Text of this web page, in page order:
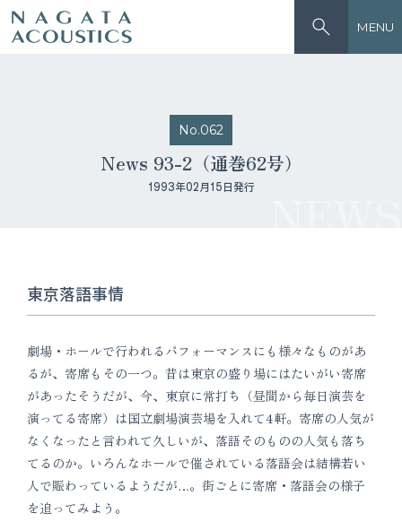
MENU
No.062
News 93-2（通巻62号）
1993年02月15日発行
東京落語事情
劇場・ホールで行われるパフォーマンスにも様々なものがあ
るが、寄席もその一つ。昔は東京の盛り場にはたいがい寄席
があったそうだが、今、東京に常打ち（昼間から毎日演芸を
演ってる寄席）は国立劇場演芸場を入れて4軒。寄席の人気が
なくなったと言われて久しいが、落語そのものの人気も落ち
てるのか。いろんなホールで催されている落語会は結構若い
人で賑わっているようだが…。街ごとに寄席・落語会の様子
を追ってみよう。